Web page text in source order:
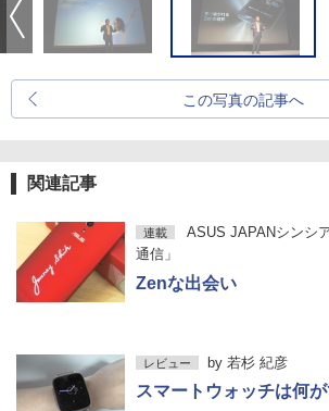
この写真の記事へ
関連記事
連載
ASUS JAPANシンシ
通信」
Zenな出会い
レビュー by 若杉 紀彦
スマートウォッチは何